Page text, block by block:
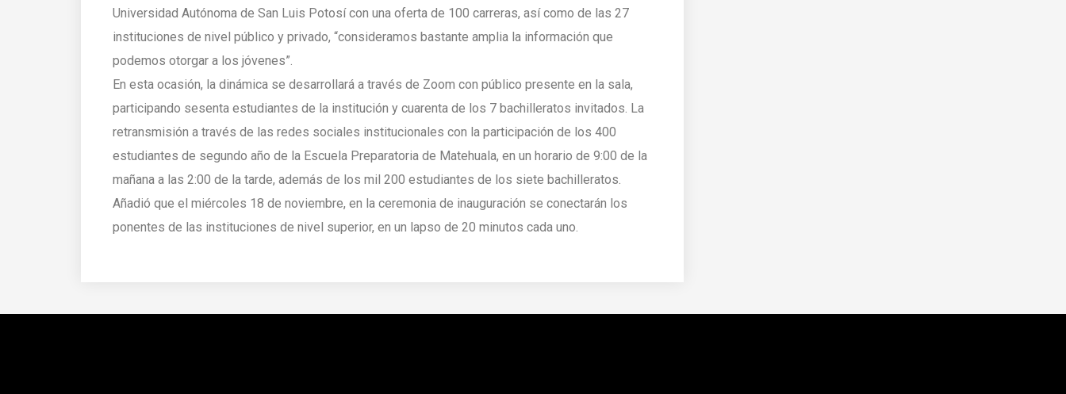
Universidad Autónoma de San Luis Potosí con una oferta de 100 carreras, así como de las 27
instituciones de nivel público y privado, “consideramos bastante amplia la información que
podemos otorgar a los jóvenes”.
En esta ocasión, la dinámica se desarrollará a través de Zoom con público presente en la sala,
participando sesenta estudiantes de la institución y cuarenta de los 7 bachilleratos invitados. La
retransmisión a través de las redes sociales institucionales con la participación de los 400
estudiantes de segundo año de la Escuela Preparatoria de Matehuala, en un horario de 9:00 de la
mañana a las 2:00 de la tarde, además de los mil 200 estudiantes de los siete bachilleratos.
Añadió que el miércoles 18 de noviembre, en la ceremonia de inauguración se conectarán los
ponentes de las instituciones de nivel superior, en un lapso de 20 minutos cada uno.